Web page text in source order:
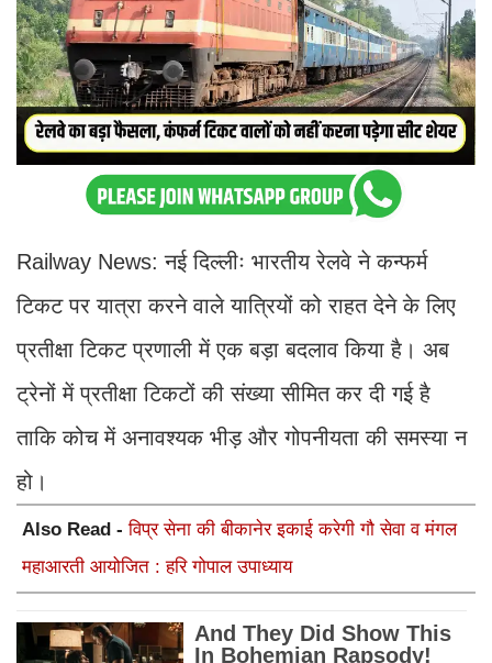
Railway News: नई दिल्लीः भारतीय रेलवे ने कन्फर्म
टिकट पर यात्रा करने वाले यात्रियों को राहत देने के लिए
प्रतीक्षा टिकट प्रणाली में एक बड़ा बदलाव किया है। अब
ट्रेनों में प्रतीक्षा टिकटों की संख्या सीमित कर दी गई है
ताकि कोच में अनावश्यक भीड़ और गोपनीयता की समस्या न
हो।
Also Read -विप्र सेना की बीकानेर इकाई करेगी गौ सेवा व मंगल
महाआरती आयोजित : हरि गोपाल उपाध्याय